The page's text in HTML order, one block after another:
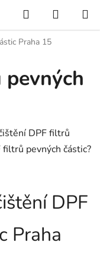
Hledat
KOŠÍK
Praha 15
DPF filtrů
pevných částic?
DPF
Praha